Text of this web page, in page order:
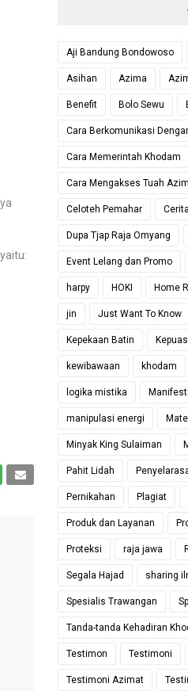
Aji Bandung Bondowoso
Asihan Azima
Benefit Bolo Sewu
Cara Berkomunikasi
Cara Memerintah Khodam
Cara Mengakses Tuah
Celoteh Pemahar
Dupa Tjap Raja Omyang
Event Lelang dan Promo
harpy HOKI Home
jin Just Want To Know
Kepekaan Batin
kewibawaan khodam
logika mistika
manipulasi energi
Minyak King Sulaiman
Pahit Lidah
Pernikahan Plagiat
Produk dan Layanan
Proteksi raja jawa
Segala Hajad sharing
Spesialis Trawangan
Tanda-tanda Kehadiran
Testimon Testimoni
Testimoni Azimat